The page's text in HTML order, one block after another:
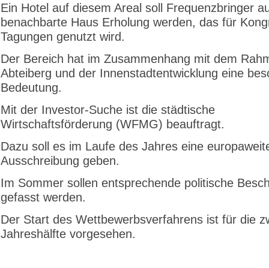
Ein Hotel auf diesem Areal soll Frequenzbringer
benachbarte Haus Erholung werden, das für
Tagungen genutzt wird.
Der Bereich hat im Zusammenhang mit dem
Abteiberg und der Innenstadtentwicklung eine
Bedeutung.
Mit der Investor-Suche ist die städtische
Wirtschaftsförderung (WFMG) beauftragt.
Dazu soll es im Laufe des Jahres eine
Ausschreibung geben.
Im Sommer sollen entsprechende politische
gefasst werden.
Der Start des Wettbewerbsverfahrens ist für die
Jahreshälfte vorgesehen.